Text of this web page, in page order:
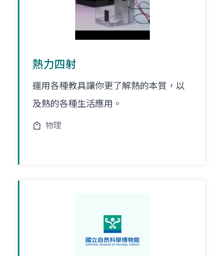
熱力四射
運用各種教具讓你更了解熱的本質，以
及熱的各種生活應用。
物理